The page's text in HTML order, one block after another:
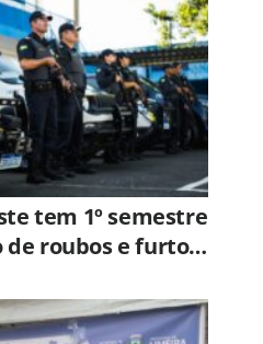
tem 1º semestre
roubos e furtos